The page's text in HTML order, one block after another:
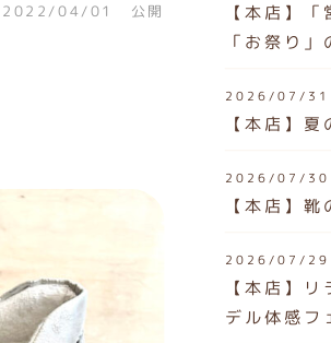
2022/04/01 公開 【本店】
「お祭り
2026/07/31
【本店】
2026/07/30
【本店】靴
2026/07/29
【本店】
デル体感フ